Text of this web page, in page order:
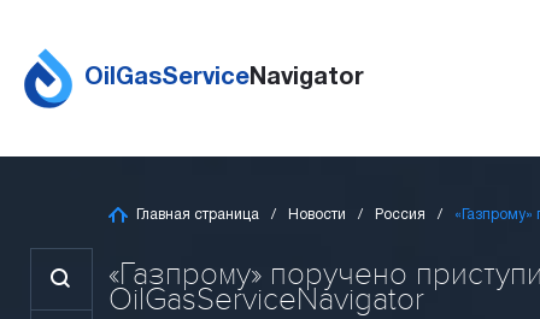
OilGasServiceNavigator
Главная страница Новости Россия
«Газпрому» поручено
OilGasServiceNavigator